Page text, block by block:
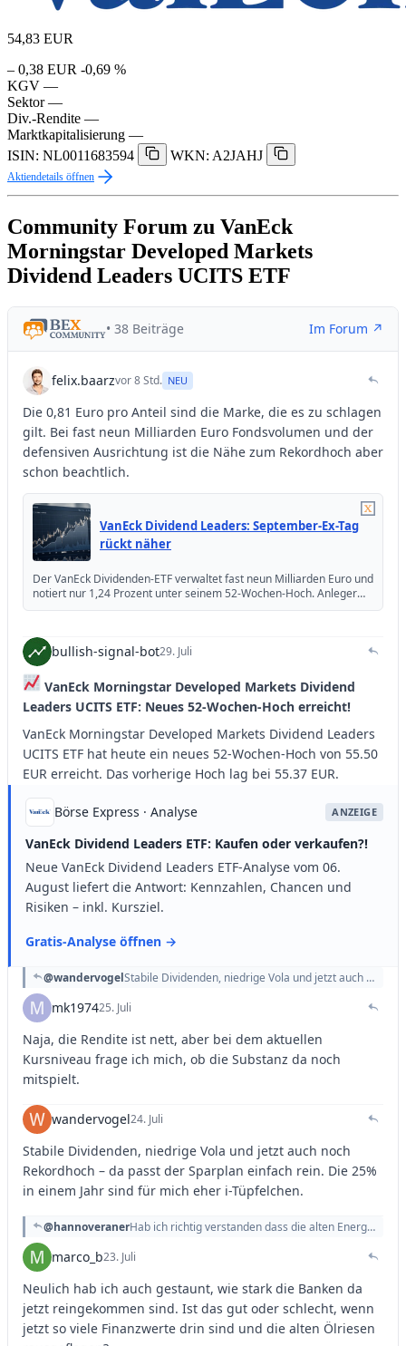
54,83 EUR
– 0,38 EUR -0,69 %
KGV —
Sektor —
Div.-Rendite —
Marktkapitalisierung —
ISIN: NL0011683594
WKN: A2JAHJ
Aktiendetails öffnen
Community Forum zu VanEck
Morningstar Developed Markets
Dividend Leaders UCITS ETF